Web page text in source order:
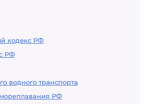
кодекс РФ
РФ
водного транспорта
мореплавания РФ